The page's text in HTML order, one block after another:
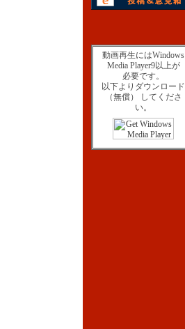
動画再生にはWindows
Media Player9以上が
必要です。
以下よりダウンロード
（無償） してくださ
い。